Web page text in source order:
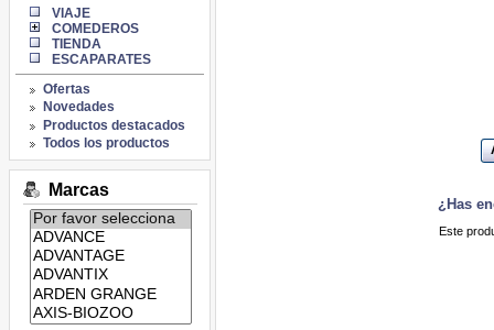
VIAJE
COMEDEROS
TIENDA
ESCAPARATES
Ofertas
Novedades
Productos destacados
Todos los productos
Marcas
Listado
de
marcas:
¿Has
Este